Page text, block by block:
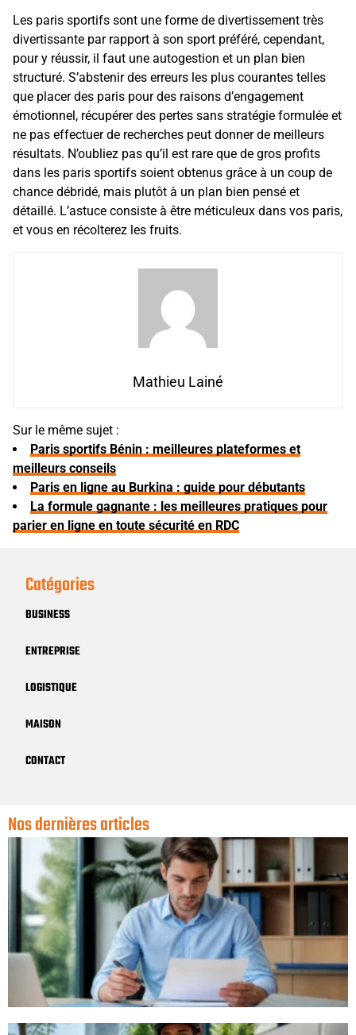
Les paris sportifs sont une forme de divertissement très
divertissante par rapport à son sport préféré, cependant,
pour y réussir, il faut une autogestion et un plan bien
structuré. S’abstenir des erreurs les plus courantes telles
que placer des paris pour des raisons d’engagement
émotionnel, récupérer des pertes sans stratégie formulée et
ne pas effectuer de recherches peut donner de meilleurs
résultats. N’oubliez pas qu’il est rare que de gros profits
dans les paris sportifs soient obtenus grâce à un coup de
chance débridé, mais plutôt à un plan bien pensé et
détaillé. L’astuce consiste à être méticuleux dans vos paris,
et vous en récolterez les fruits.
Mathieu Lainé
Sur le même sujet :
Paris sportifs Bénin : meilleures plateformes et
meilleurs conseils
Paris en ligne au Burkina : guide pour débutants
La formule gagnante : les meilleures pratiques pour
parier en ligne en toute sécurité en RDC
Catégories
BUSINESS
ENTREPRISE
LOGISTIQUE
MAISON
CONTACT
Nos dernières articles